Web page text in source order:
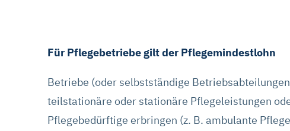
Für Pflegebetriebe gilt der Pflegemindestlohn
Betriebe (oder selbstständige
teilstationäre oder stationäre Pflegeleistungen
Pflegebedürftige erbringen (z. B. ambulante